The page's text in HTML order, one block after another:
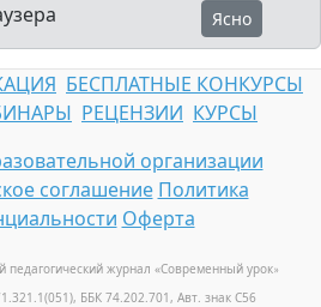
Ясно
БЕСПЛАТНЫЕ КОНКУРСЫ
РЕЦЕНЗИИ КУРСЫ
организации
соглашение Политика
Оферта
педагогический журнал «Современный урок»
ББК 74.202.701, Авт. знак С56